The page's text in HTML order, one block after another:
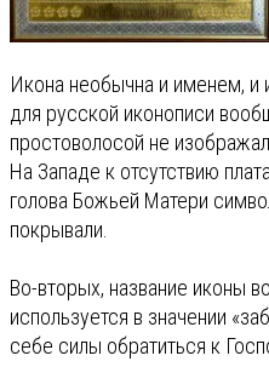
Икона необычна и именем, и
для русской иконописи
простоволосой не
На Западе к отсутствию
голова Божьей Матери
покрывали.
Во-вторых, название иконы
используется в значении
себе силы обратиться к